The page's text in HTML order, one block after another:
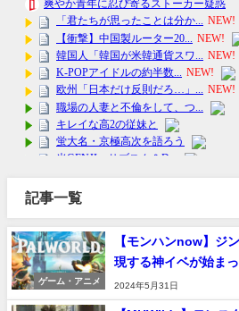
記事一覧
ゲーム・アニメ
【モンハンnow】ジ
現する神イベが始ま
2024年5月31日